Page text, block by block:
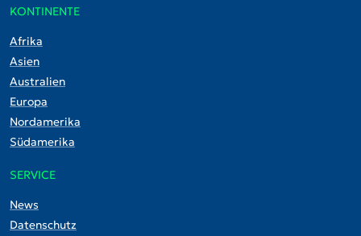
KONTINENTE
Afrika
Asien
Australien
Europa
Nordamerika
Südamerika
SERVICE
News
Datenschutz